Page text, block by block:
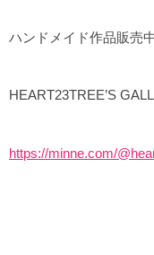
ハンドメイド作品販売
HEART23TREE’S
https://minne.com/